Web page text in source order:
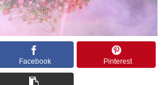
Facebook Pinterest